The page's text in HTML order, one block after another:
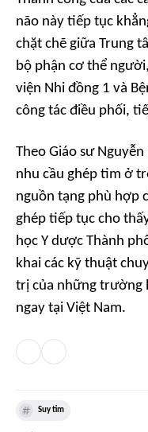
não này tiếp tục
chặt chẽ giữa Trung
bộ phận cơ thể
viện Nhi đồng 1 và
công tác điều phối,
Theo Giáo sư
nhu cầu ghép tim ở
nguồn tạng phù hợp
ghép tiếp tục cho
học Y dược Thành
khai các kỹ thuật
trị của những trường
ngay tại Việt Nam.
Suy tim